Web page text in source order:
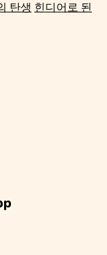
탄생 힌디어로 된